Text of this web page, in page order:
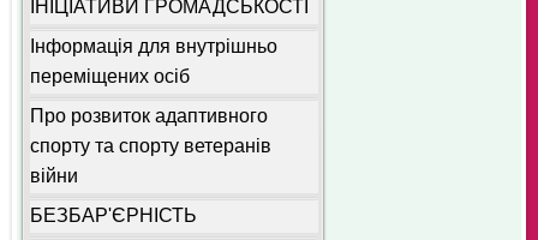
ІНІЦІАТИВИ ГРОМАДСЬКОСТІ
Інформація для внутрішньо
переміщених осіб
Про розвиток адаптивного
спорту та спорту ветеранів
війни
БЕЗБАР'ЄРНІСТЬ